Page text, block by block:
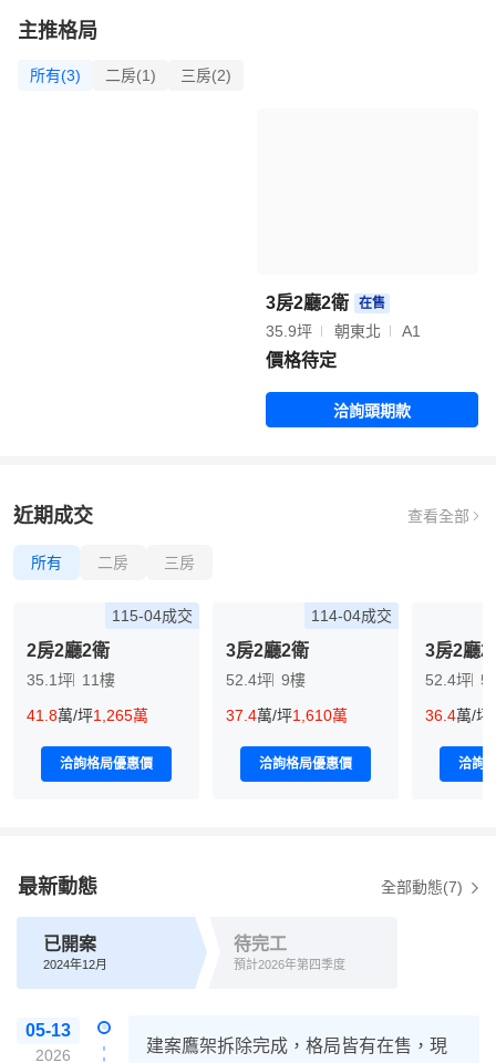
主推格局
所有(3) 二房(1) 三房(2)
3房2廳2衛 在售
35.9坪 朝東北 A1
價格待定
洽詢頭期款
近期成交 查看全部
所有 二房 三房
115-04成交
2房2廳2衛
35.1坪 11樓
41.8萬/坪1,265萬
洽詢格局優惠價
114-04成交
3房2廳2衛
52.4坪 9樓
37.4萬/坪1,610萬
洽詢格局優惠價
3房2廳2
52.4坪 5
36.4萬/坪
洽詢
最新動態 全部動態(7)
已開案
2024年12月
待完工
預計2026年第四季度
05-13
2026 建案鷹架拆除完成，格局皆有在售，現